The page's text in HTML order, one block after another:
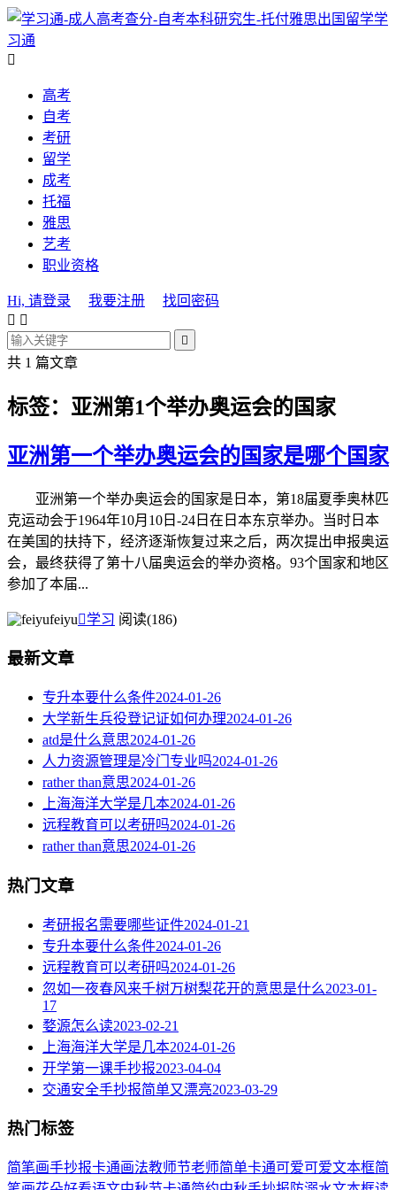
学
习通

高考
自考
考研
留学
成考
托福
雅思
艺考
职业资格
Hi, 请登录 我要注册
找回密码
 

共 1 篇文章
标签：亚洲第1个举办奥运会的国家
亚洲第一个举办奥运会的国家是哪个国家
亚洲第一个举办奥运会的国家是日本，第18届夏季奥林匹
克运动会于1964年10月10日-24日在日本东京举办。当时日本
在美国的扶持下，经济逐渐恢复过来之后，两次提出申报奥运
会，最终获得了第十八届奥运会的举办资格。93个国家和地区
参加了本届...
feiyu学习 阅读(186)
最新文章
专升本要什么条件2024-01-26
大学新生兵役登记证如何办理2024-01-26
atd是什么意思2024-01-26
人力资源管理是冷门专业吗2024-01-26
rather than意思2024-01-26
上海海洋大学是几本2024-01-26
远程教育可以考研吗2024-01-26
rather than意思2024-01-26
热门文章
考研报名需要哪些证件2024-01-21
专升本要什么条件2024-01-26
远程教育可以考研吗2024-01-26
忽如一夜春风来千树万树梨花开的意思是什么2023-01-
17
婺源怎么读2023-02-21
上海海洋大学是几本2024-01-26
开学第一课手抄报2023-04-04
交通安全手抄报简单又漂亮2023-03-29
热门标签
简笔画手抄报卡通画法教师节老师简单卡通可爱可爱文本框简